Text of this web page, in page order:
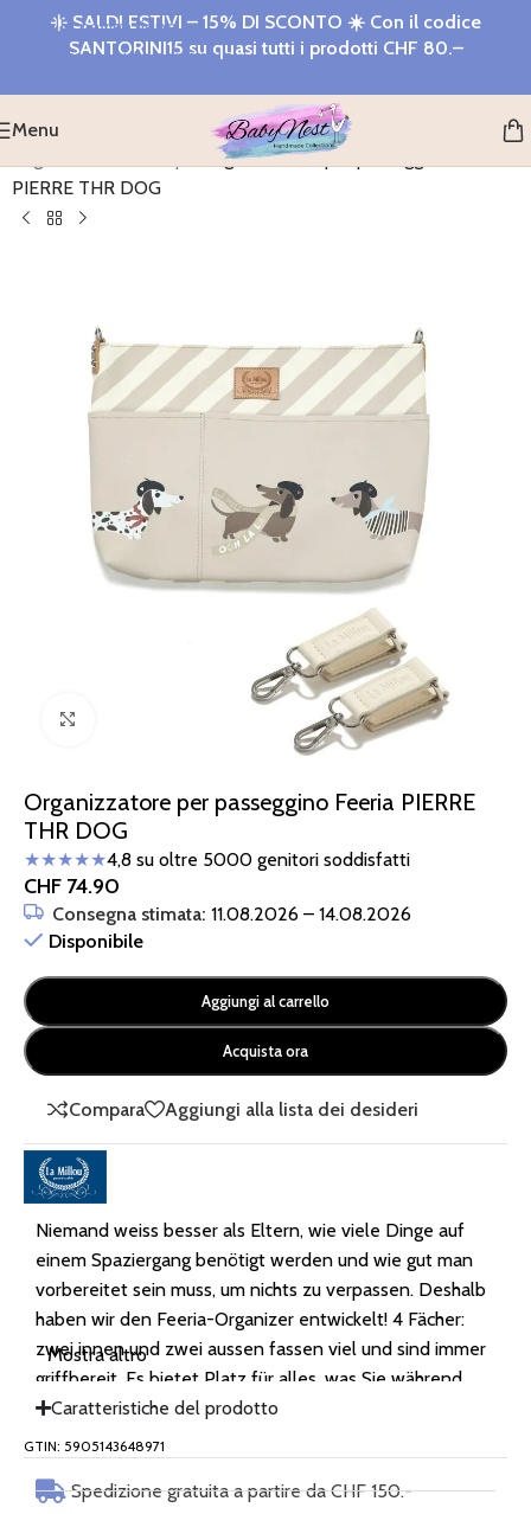
Salta alla navigazione
Salta al contenuto principale
☀️ SALDI ESTIVI – 15% DI SCONTO ☀️ Con il codice
SANTORINI15 su quasi tutti i prodotti CHF 80.–
Menu
Organizzatore per passeggino Feeria
PIERRE THR DOG
Organizzatore per passeggino Feeria PIERRE
THR DOG
★★★★★4,8 su oltre 5000 genitori soddisfatti
CHF 74.90
Consegna stimata: 11.08.2026 – 14.08.2026
Disponibile
Aggiungi al carrello
Acquista ora
Compara Aggiungi alla lista dei desideri
Niemand weiss besser als Eltern, wie viele Dinge auf
einem Spaziergang benötigt werden und wie gut man
vorbereitet sein muss, um nichts zu verpassen. Deshalb
haben wir den Feeria-Organizer entwickelt! 4 Fächer:
zwei innen und zwei aussen fassen viel und sind immer
griffbereit. Es bietet Platz für alles, was Sie während
des Spaziergangs benötigen: Flasche, Kleidung, Windeln,
Kosmetik und Spielzeug. Die Aussenseite des Produkts
Material, und die Innenseite ist auch wasserfest, was
Mostra altro
Caratteristiche del prodotto
GTIN: 5905143648971
Spedizione gratuita a partire da CHF 150.-